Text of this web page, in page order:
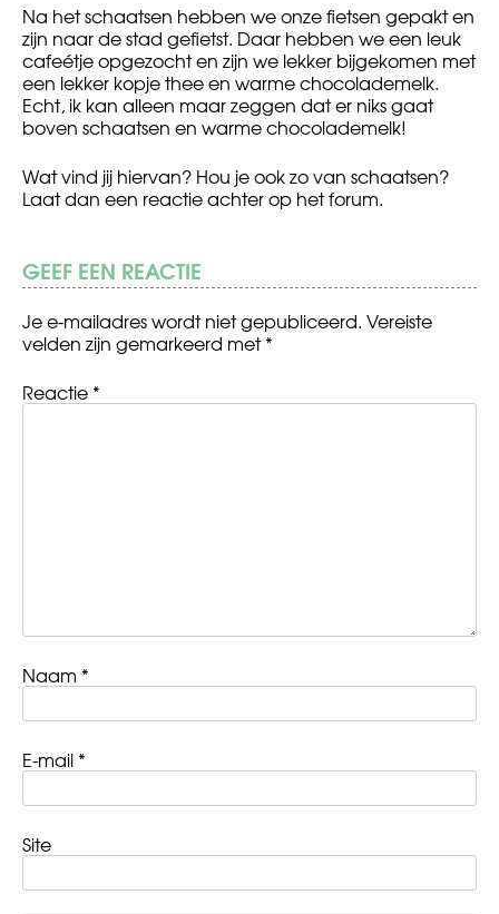
Na het schaatsen hebben we onze fietsen gepakt en
zijn naar de stad gefietst. Daar hebben we een leuk
cafeétje opgezocht en zijn we lekker bijgekomen met
een lekker kopje thee en warme chocolademelk.
Echt, ik kan alleen maar zeggen dat er niks gaat
boven schaatsen en warme chocolademelk!
Wat vind jij hiervan? Hou je ook zovan schaatsen?
Laat dan een reactieachter op het forum.
GEEF EEN REACTIE
Je e-mailadres wordt niet gepubliceerd. Vereiste
velden zijn gemarkeerd met*
Reactie *
Naam *
E-mail *
Site